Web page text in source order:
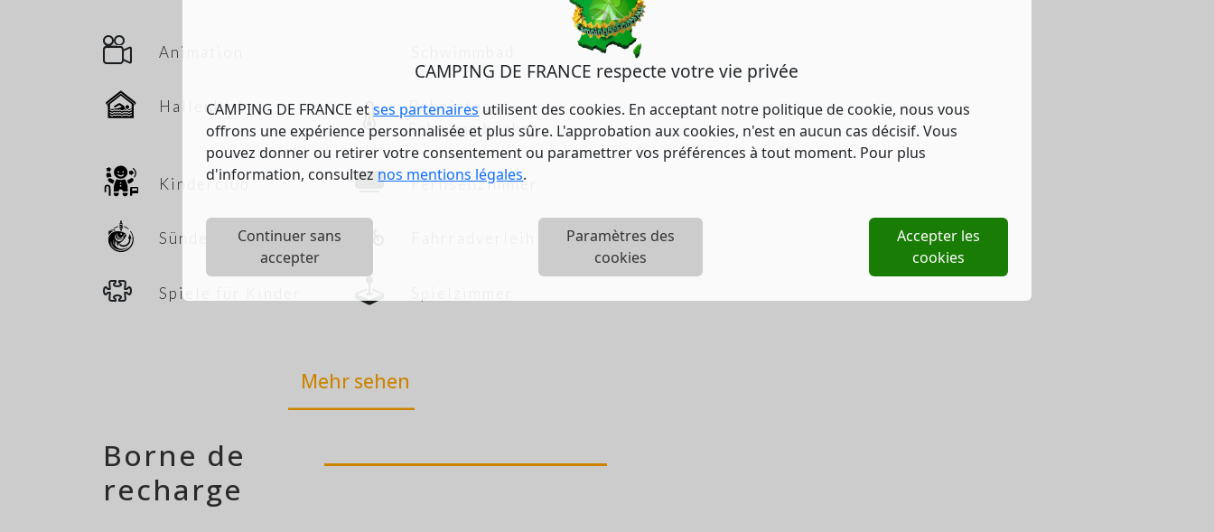
CAMPING DE FRANCE respecte votre vie privée
CAMPING DE FRANCE etses partenaires utilisent des cookies. En acceptant notre politique de cookie, nous vous
offrons une expérience personnalisée et plus sûre. L'approbation aux cookies, n'est en aucun cas décisif. Vous
pouvez donner ou retirer votre consentement ou paramettrer vos préférences à tout moment. Pour plus
d'information, consultez nos mentions légales.
Continuer sans
accepter
Paramètres des
cookies
Accepter les
cookies
Animation
Hallenbad
Beheiztes
Schwimmbecken
Kinderclub Fernsehzimmer
Sünde
Spiele für Kinder
Mehr sehen
Borne de
recharge